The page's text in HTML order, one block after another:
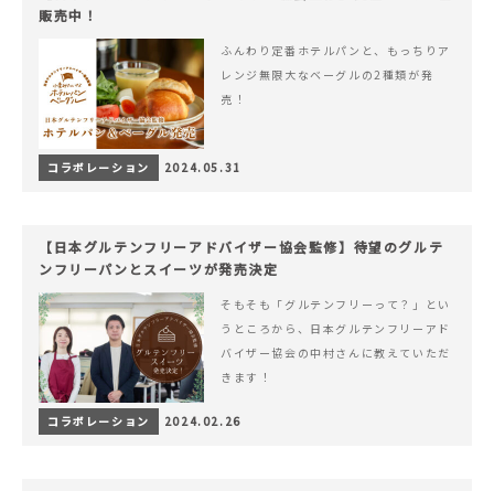
販売中！
ふんわり定番ホテルパンと、もっちりア
レンジ無限大なベーグルの2種類が発
売！
コラボレーション 2024.05.31
【日本グルテンフリーアドバイザー協会監修】待望のグルテ
ンフリーパンとスイーツが発売決定
そもそも「グルテンフリーって？」とい
うところから、日本グルテンフリーアド
バイザー協会の中村さんに教えていただ
きます！
コラボレーション 2024.02.26